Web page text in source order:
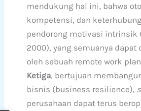
mendukung hal ini, bahwa
kompetensi, dan
pendorong motivasi intrinsik
2000), yang semuanya
oleh sebuah remote work
Ketiga, bertujuan
bisnis (business resilience),
perusahaan dapat terus